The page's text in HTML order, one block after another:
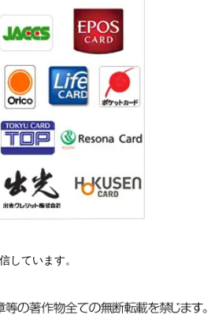
しています。